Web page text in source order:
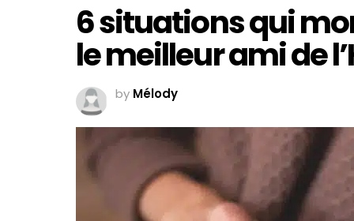
6 situations qui
le meilleur ami de
by Mélody